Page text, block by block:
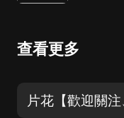
查看更多